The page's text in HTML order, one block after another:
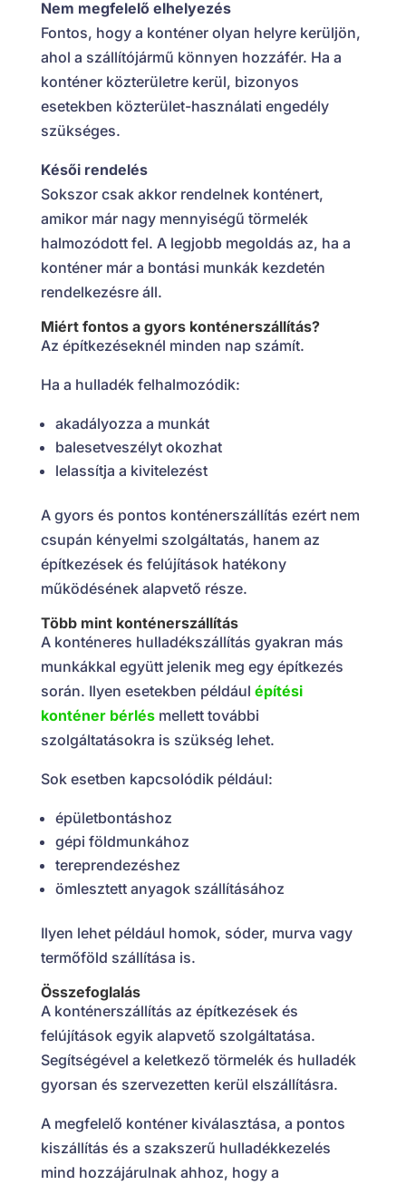
Nem megfelelő elhelyezés
Fontos, hogy a konténer olyan helyre kerüljön,
ahol a szállítójármű könnyen hozzáfér. Ha a
konténer közterületre kerül, bizonyos
esetekben közterület-használati engedély
szükséges.
Késői rendelés
Sokszor csak akkor rendelnek konténert,
amikor már nagy mennyiségű törmelék
halmozódott fel. A legjobb megoldás az, ha a
konténer már a bontási munkák kezdetén
rendelkezésre áll.
Miért fontos a gyors konténerszállítás?
Az építkezéseknél minden nap számít.
Ha a hulladék felhalmozódik:
akadályozza a munkát
balesetveszélyt okozhat
lelassítja a kivitelezést
A gyors és pontos konténerszállítás ezért nem
csupán kényelmi szolgáltatás, hanem az
építkezések és felújítások hatékony
működésének alapvető része.
Több mint konténerszállítás
A konténeres hulladékszállítás gyakran más
munkákkal együtt jelenik meg egy építkezés
során. Ilyen esetekben például építési
konténer bérlésmellett további
szolgáltatásokra is szükség lehet.
Sok esetben kapcsolódik például:
épületbontáshoz
gépi földmunkához
tereprendezéshez
ömlesztett anyagok szállításához
Ilyen lehet például homok, sóder, murva vagy
termőföld szállítása is.
Összefoglalás
A konténerszállítás az építkezések és
felújítások egyik alapvető szolgáltatása.
Segítségével a keletkező törmelék és hulladék
gyorsan és szervezetten kerül elszállításra.
A megfelelő konténer kiválasztása, a pontos
kiszállítás és a szakszerű hulladékkezelés
mind hozzájárulnak ahhoz, hogy a